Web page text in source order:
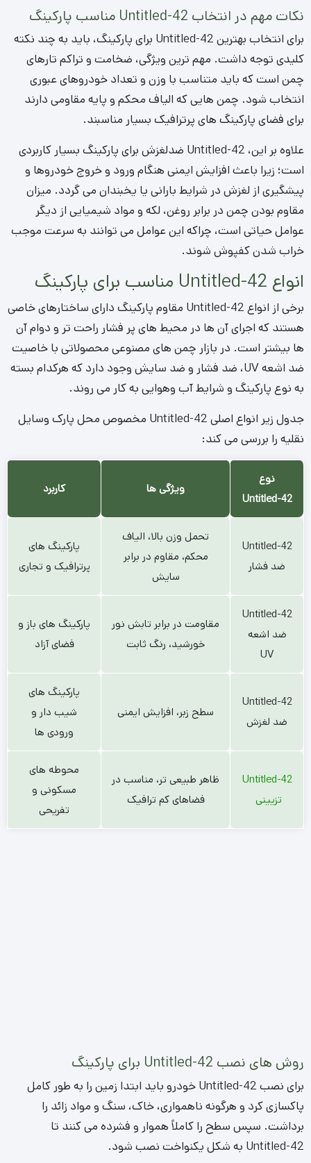
نکات مهم در انتخاب Untitled-42 مناسب پارکینگ
برای انتخاب بهترین Untitled-42 برای پارکینگ، باید به چند نکته
کلیدی توجه داشت. مهم ترین ویژگی، ضخامت و تراکم تارهای
چمن است که باید متناسب با وزن و تعداد خودروهای عبوری
انتخاب شود. چمن هایی که الیاف محکم و پایه مقاومی دارند
برای فضای پارکینگ های پرترافیک بسیار مناسبند.
علاوه بر این، Untitled-42 ضدلغزش برای پارکینگ بسیار کاربردی
است؛ زیرا باعث افزایش ایمنی هنگام ورود و خروج خودروها و
پیشگیری از لغزش در شرایط بارانی یا یخبندان می گردد. میزان
مقاوم بودن چمن در برابر روغن، لکه و مواد شیمیایی از دیگر
عوامل حیاتی است، چراکه این عوامل می توانند به سرعت موجب
خراب شدن کفپوش شوند.
انواع Untitled-42 مناسب برای پارکینگ
برخی از انواع Untitled-42 مقاوم پارکینگ دارای ساختارهای خاصی
هستند که اجرای آن ها در محیط های پر فشار راحت تر و دوام آن
ها بیشتر است. در بازار چمن های مصنوعی محصولاتی با خاصیت
ضد اشعه UV، ضد فشار و ضد سایش وجود دارد که هرکدام بسته
به نوع پارکینگ و شرایط آب وهوایی به کار می روند.
جدول زیر انواع اصلی Untitled-42 مخصوص محل پارک وسایل
نقلیه را بررسی می کند:
نوع
Untitled-42
ویژگی ها کاربرد
Untitled-42
ضد فشار
تحمل وزن بالا، الیاف
محکم، مقاوم در برابر
سایش
پارکینگ های
پرترافیک و تجاری
Untitled-42
ضد اشعه
UV
مقاومت در برابر تابش نور
خورشید، رنگ ثابت
پارکینگ های باز و
فضای آزاد
Untitled-42
ضد لغزش
سطح زبر، افزایش ایمنی
پارکینگ های
شیب دار و
ورودی ها
Untitled-42
تزیینی
ظاهر طبیعی تر، مناسب در
فضاهای کم ترافیک
محوطه های
مسکونی و
تفریحی
روش های نصب Untitled-42 برای پارکینگ
برای نصب Untitled-42 خودرو باید ابتدا زمین را به طور کامل
پاکسازی کرد و هرگونه ناهمواری، خاک، سنگ و مواد زائد را
برداشت. سپس سطح را کاملاً هموار و فشرده می کنند تا
Untitled-42 به شکل یکنواخت نصب شود.